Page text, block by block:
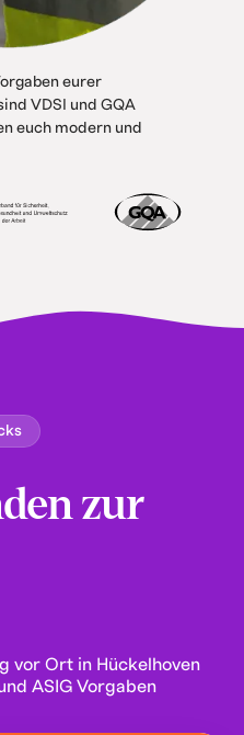
eurer
VDSI und GQA
euch modern und
zur
vor Ort in Hückelhoven
ASIG Vorgaben